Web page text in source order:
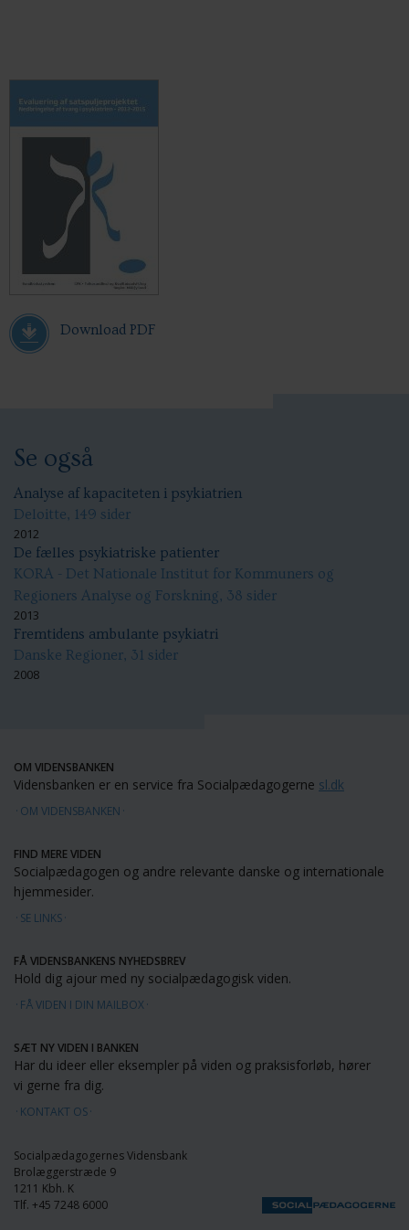
Download PDF
Se også
Analyse af kapaciteten i psykiatrien
Deloitte, 149 sider
2012
De fælles psykiatriske patienter
KORA - Det Nationale Institut for Kommuners og
Regioners Analyse og Forskning, 38 sider
2013
Fremtidens ambulante psykiatri
Danske Regioner, 31 sider
2008
OM VIDENSBANKEN
Vidensbanken er en service fra Socialpædagogerne sl.dk
OM VIDENSBANKEN
FIND MERE VIDEN
Socialpædagogen og andre relevante danske og internationale
hjemmesider.
SE LINKS
FÅ VIDENSBANKENS NYHEDSBREV
Hold dig ajour med ny socialpædagogisk viden.
FÅ VIDEN I DIN MAILBOX
SÆT NY VIDEN I BANKEN
Har du ideer eller eksempler på viden og praksisforløb, hører
vi gerne fra dig.
KONTAKT OS
Socialpædagogernes Vidensbank
Brolæggerstræde 9
1211 Kbh. K
Tlf. +45 7248 6000